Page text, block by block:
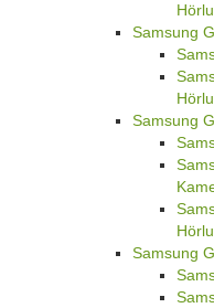
Samsung
Samsung
Samsung